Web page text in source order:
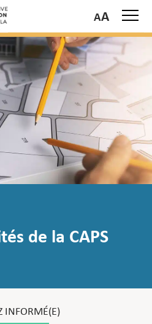
de la CAPS
INFORMÉ(E)
A